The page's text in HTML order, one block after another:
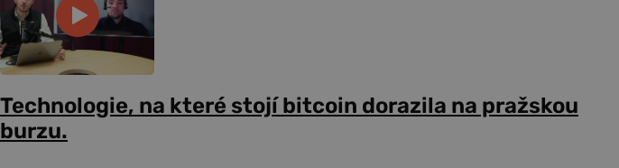
Technologie, na které stojí bitcoin dorazila na pražskou
burzu.